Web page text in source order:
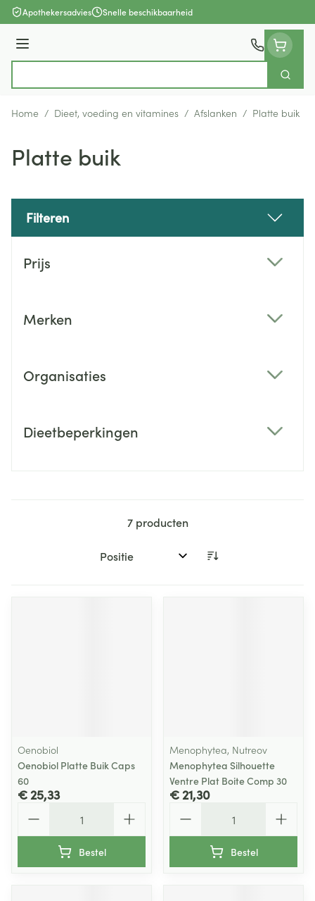
Ga naar de inhoud
Apothekersadvies Snelle beschikbaarheid
Menu
Zoek
Home / Dieet, voeding en vitamines / Afslanken / Platte buik
Platte buik
Filteren
Prijs
Merken
Organisaties
Dieetbeperkingen
7producten
Sorteer op:
Oenobiol
Oenobiol Platte Buik Caps
60
€ 25,33
Bestel
Menophytea, Nutreov
Menophytea Silhouette
Ventre Plat Boite Comp 30
€ 21,30
Bestel